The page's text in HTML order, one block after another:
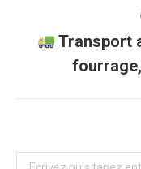
Transport
Recherche